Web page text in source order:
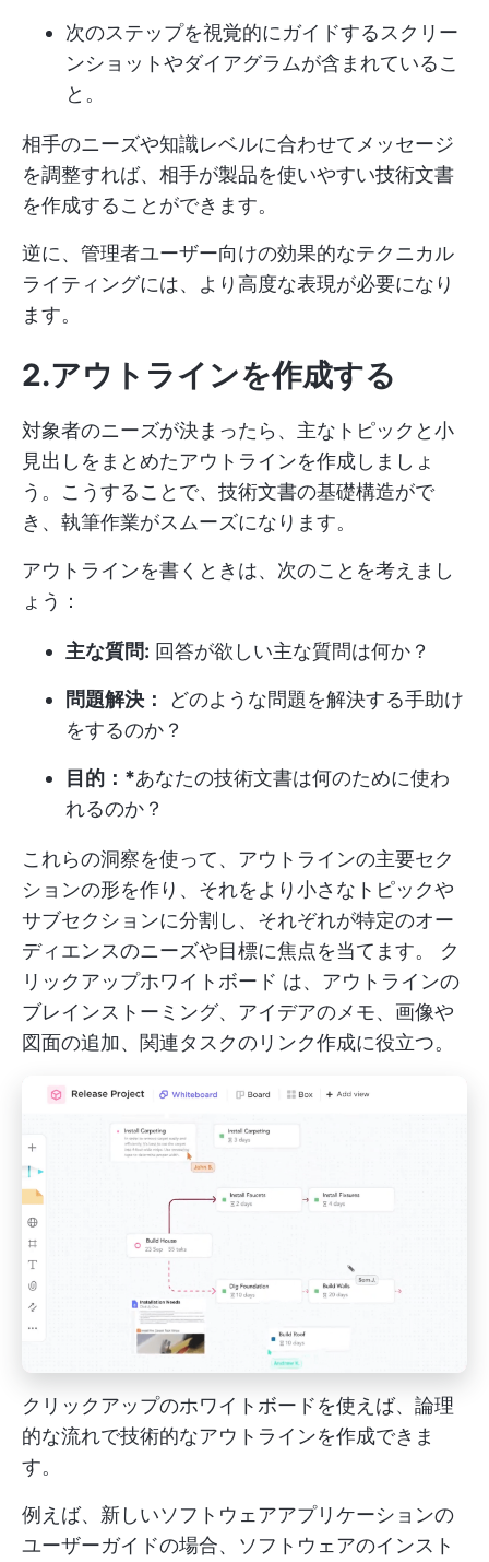
次のステップを視覚的にガイドするスクリー
ンショットやダイアグラムが含まれているこ
と。
相手のニーズや知識レベルに合わせてメッセージ
を調整すれば、相手が製品を使いやすい技術文書
を作成することができます。
逆に、管理者ユーザー向けの効果的なテクニカル
ライティングには、より高度な表現が必要になり
ます。
2.アウトラインを作成する
対象者のニーズが決まったら、主なトピックと小
見出しをまとめたアウトラインを作成しましょ
う。こうすることで、技術文書の基礎構造がで
き、執筆作業がスムーズになります。
アウトラインを書くときは、次のことを考えまし
ょう：
主な質問: 回答が欲しい主な質問は何か？
問題解決：
どのような問題を解決する手助け
をするのか？
目的：*あなたの技術文書は何のために使わ
れるのか？
これらの洞察を使って、アウトラインの主要セク
ションの形を作り、それをより小さなトピックや
サブセクションに分割し、それぞれが特定のオー
ディエンスのニーズや目標に焦点を当てます。 ク
リックアップホワイトボード は、アウトラインの
ブレインストーミング、アイデアのメモ、画像や
図面の追加、関連タスクのリンク作成に役立つ。
クリックアップのホワイトボードを使えば、論理
的な流れで技術的なアウトラインを作成できま
す。
例えば、新しいソフトウェアアプリケーションの
ユーザーガイドの場合、ソフトウェアのインスト